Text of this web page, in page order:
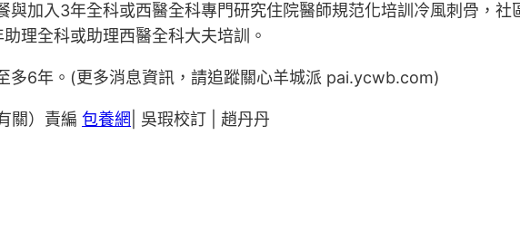
加入3年全科或西醫全科專門研究住院醫師規范化培訓冷風刺骨，社
理全科或助理西醫全科大夫培訓。
多6年。(更多消息資訊，請追蹤關心羊城派 pai.ycwb.com)
關）責編 包養網 | 吳瑕校訂 | 趙丹丹